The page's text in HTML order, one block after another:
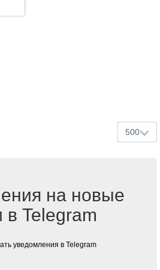
500
на новые
в Telegram
уведомления в Telegram